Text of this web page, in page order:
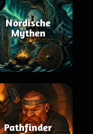
Nordische
Mythen
Pathfinder